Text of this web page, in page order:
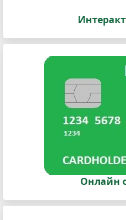
Онлайн